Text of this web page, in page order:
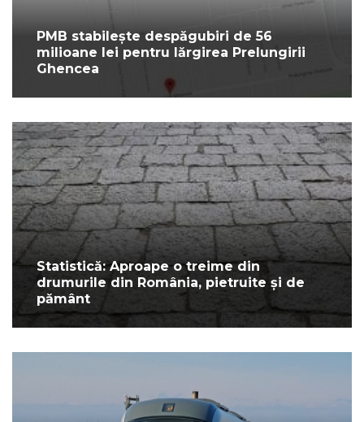
PMB stabilește despăgubiri de 56
milioane lei pentru lărgirea Prelungirii
Ghencea
Statistică: Aproape o treime din
drumurile din România, pietruite și de
pământ